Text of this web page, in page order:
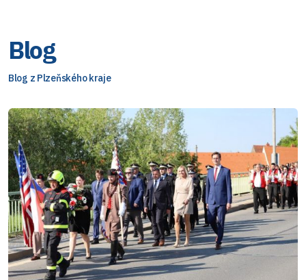
Blog
Blog z Plzeňského kraje